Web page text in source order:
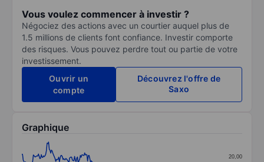
Vous voulez commencer à investir ?
Négociez des actions avec un courtier auquel plus de
1.5 millions de clients font confiance. Investir comporte
des risques. Vous pouvez perdre tout ou partie de votre
investissement.
Ouvrir un
compte
Découvrez l'offre de
Saxo
Graphique
20,00